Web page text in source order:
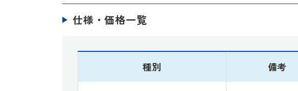
仕様・価格一覧
種別 備考